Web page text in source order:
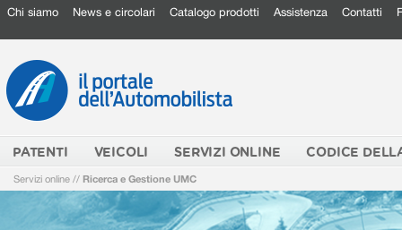
Chi siamo News e circolari Catalogo prodotti Assistenza Contatti
PATENTI VEICOLI SERVIZI ONLINE CODICE
Servizi online // Ricerca e Gestione UMC